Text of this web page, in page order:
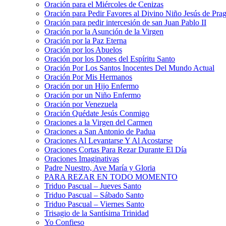
Oración para el Miércoles de Cenizas
Oración para Pedir Favores al Divino Niño Jesús de
Oración para pedir intercesión de san Juan Pablo II
Oración por la Asunción de la Virgen
Oración por la Paz Eterna
Oración por los Abuelos
Oración por los Dones del Espíritu Santo
Oración Por Los Santos Inocentes Del Mundo Actual
Oración Por Mis Hermanos
Oración por un Hijo Enfermo
Oración por un Niño Enfermo
Oración por Venezuela
Oración Quédate Jesús Conmigo
Oraciones a la Virgen del Carmen
Oraciones a San Antonio de Padua
Oraciones Al Levantarse Y Al Acostarse
Oraciones Cortas Para Rezar Durante El Día
Oraciones Imaginativas
Padre Nuestro, Ave María y Gloria
PARA REZAR EN TODO MOMENTO
Triduo Pascual – Jueves Santo
Triduo Pascual – Sábado Santo
Triduo Pascual – Viernes Santo
Trisagio de la Santísima Trinidad
Yo Confieso